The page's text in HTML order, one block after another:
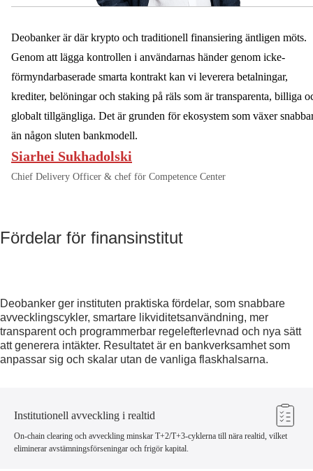
Deobanker är där krypto och traditionell finansiering äntligen möts.
Genom att lägga kontrollen i användarnas händer genom icke-
förmyndarbaserade smarta kontrakt kan vi leverera betalningar,
krediter, belöningar och staking på räls som är transparenta, billiga
globalt tillgängliga. Det är grunden för ekosystem som växer
än någon sluten bankmodell.
Siarhei Sukhadolski
Chief Delivery Officer & chef för Competence Center
Fördelar för finansinstitut
Deobanker ger instituten praktiska fördelar, som snabbare
avvecklingscykler, smartare likviditetsanvändning, mer
transparent och programmerbar regelefterlevnad och nya sätt
att generera intäkter. Resultatet är en bankverksamhet som
anpassar sig och skalar utan de vanliga flaskhalsarna.
Institutionell avveckling i realtid
On-chain clearing och avveckling minskar T+2/T+3-cyklerna till nära realtid, vilket
eliminerar avstämningsförseningar och frigör kapital.